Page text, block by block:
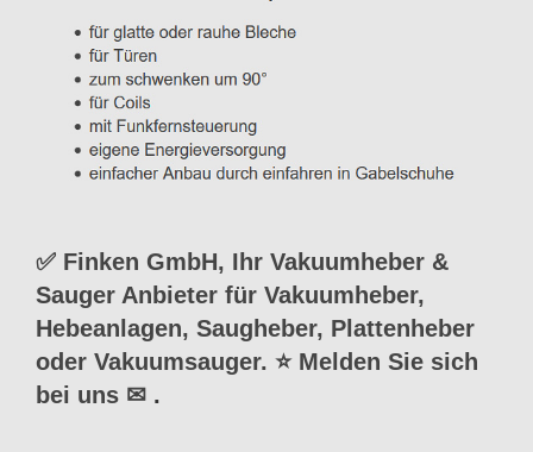
✅ Finken GmbH, Ihr Vakuumheber &
Sauger Anbieter für Vakuumheber,
Hebeanlagen, Saugheber, Plattenheber
oder Vakuumsauger. ⭐ Melden Sie sich
bei uns ✉ .